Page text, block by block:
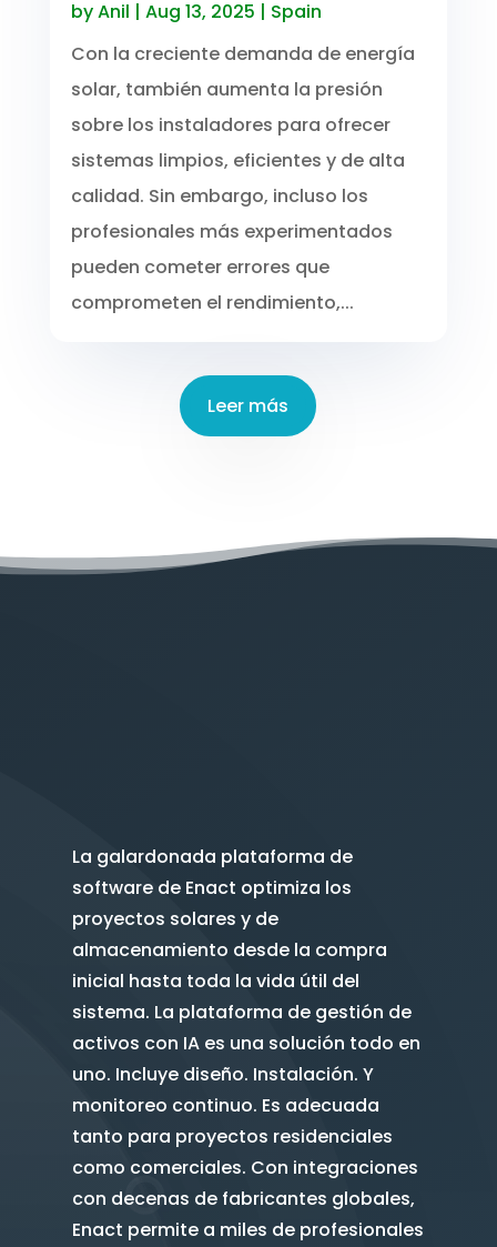
byAnil | Aug 13, 2025 | Spain
Con la creciente demanda de energía
solar, también aumenta la presión
sobre los instaladores para ofrecer
sistemas limpios, eficientes y de alta
calidad. Sin embargo, incluso los
profesionales más experimentados
pueden cometer errores que
comprometen el rendimiento,...
Leer más
La galardonada plataforma de
software de Enact optimiza los
proyectos solares y de
almacenamiento desde la compra
inicial hasta toda la vida útil del
sistema. La plataforma de gestión de
activos con IA es una solución todo en
uno. Incluye diseño. Instalación. Y
monitoreo continuo. Es adecuada
tanto para proyectos residenciales
como comerciales. Con integraciones
con decenas de fabricantes globales,
Enact permite a miles de profesionales